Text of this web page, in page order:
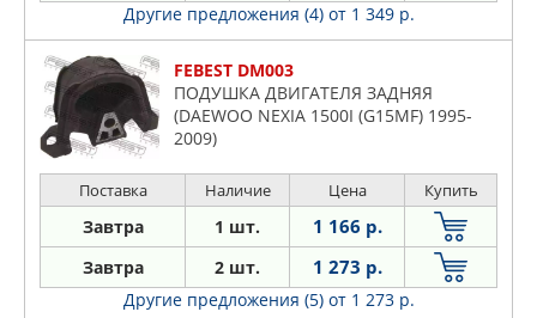
Другие предложения (4) от 1 349 р.
FEBEST DM003
ПОДУШКА ДВИГАТЕЛЯ ЗАДНЯЯ
(DAEWOO NEXIA 1500I (G15MF) 1995-
2009)
Поставка Наличие Цена Купить
Завтра 1 шт. 1 166 р.
Завтра 2 шт. 1 273 р.
Другие предложения (5) от 1 273 р.